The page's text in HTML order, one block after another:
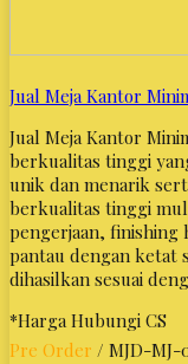
Jual Meja Kantor
Jual Meja Kantor
berkualitas tinggi
unik dan menarik
berkualitas tinggi
pengerjaan, finishing
pantau dengan ketat
dihasilkan sesuai
*Harga Hubungi CS
Pre Order / MJD-MJ-